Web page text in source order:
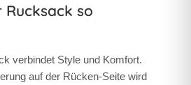
so
verbindet Style und Komfort.
auf der Rücken-Seite wird